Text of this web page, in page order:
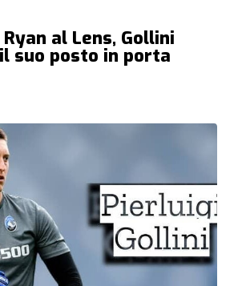
al Lens, Gollini
suo posto in porta